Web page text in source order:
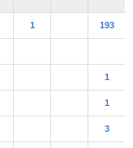
1 193
1
1
3